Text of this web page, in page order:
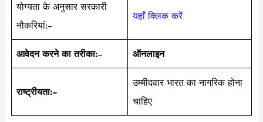
योग्यता के अनुसार सरकारी
नौकरियां:-
यहाँ क्लिक करें
आवेदन करने का तरीका:– ऑनलाइन
राष्ट्रीयता:-
उम्मीदवार भारत का नागरिक होना
चाहिए